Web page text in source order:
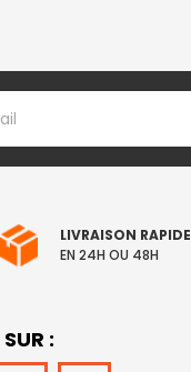
LIVRAISON RAPIDE
EN 24H OU 48H
: